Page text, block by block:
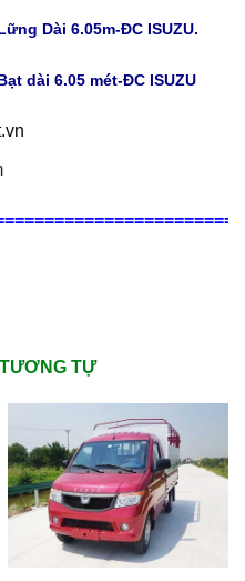
Dài 6.05m-ĐC ISUZU.
dài 6.05 mét-ĐC ISUZU
=======================
TỰ